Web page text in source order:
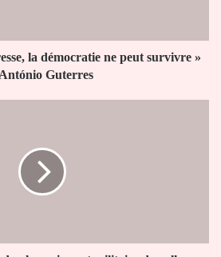
la démocratie ne peut survivre »
Guterres